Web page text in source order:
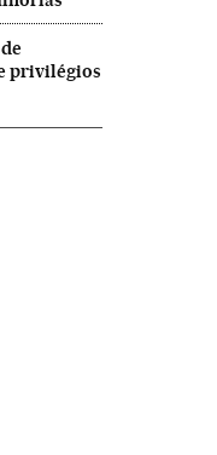
privilégios